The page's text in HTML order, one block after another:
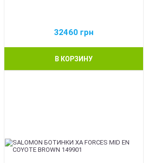
32460 грн
В КОРЗИНУ